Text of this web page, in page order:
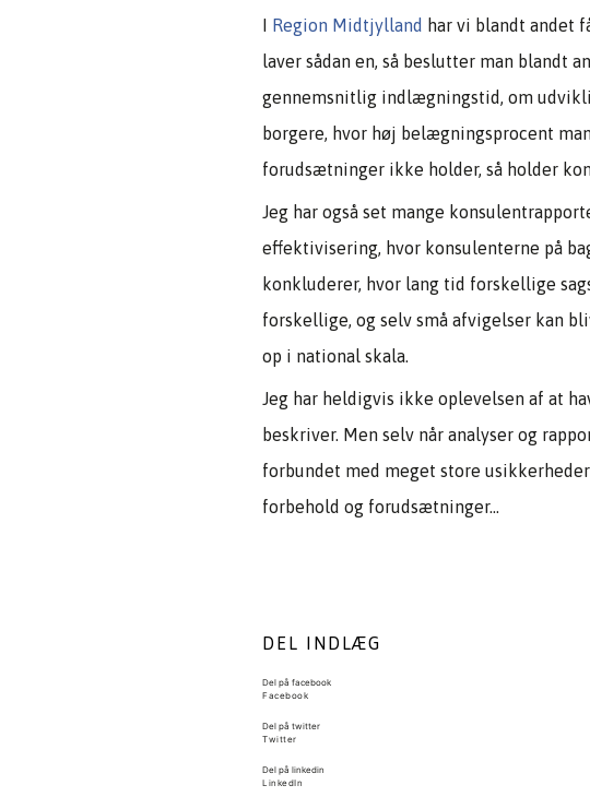
I Region Midtjylland har vi blandt andet
laver sådan en, så beslutter man blandt
gennemsnitlig indlægningstid, om
borgere, hvor høj belægningsprocent
forudsætninger ikke holder, så holder
Jeg har også set mange
effektivisering, hvor konsulenterne på
konkluderer, hvor lang tid forskellige
forskellige, og selv små afvigelser kan
op i national skala.
Jeg har heldigvis ikke oplevelsen af at
beskriver. Men selv når analyser og
forbundet med meget store
forbehold og forudsætninger…
DEL INDLÆG
Del på facebook
Facebook
Del på twitter
Twitter
Del på linkedin
LinkedIn